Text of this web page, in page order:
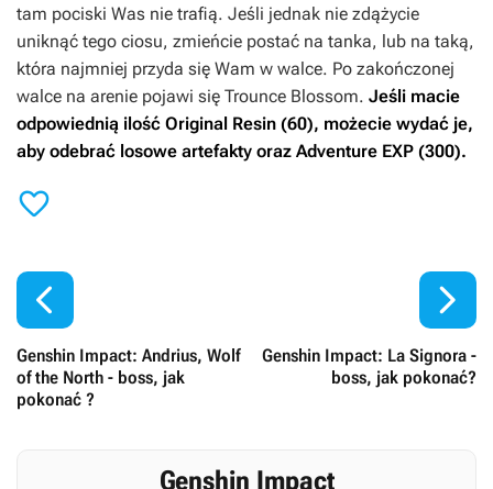
tam pociski Was nie trafią. Jeśli jednak nie zdążycie
uniknąć tego ciosu, zmieńcie postać na tanka, lub na taką,
która najmniej przyda się Wam w walce. Po zakończonej
walce na arenie pojawi się Trounce Blossom. Jeśli macie
odpowiednią ilość Original Resin (60), możecie wydać je,
aby odebrać losowe artefakty oraz Adventure EXP (300).


Genshin Impact: Andrius, Wolf
of the North - boss, jak
pokonać ?
Genshin Impact: La Signora -
boss, jak pokonać?

Genshin Impact